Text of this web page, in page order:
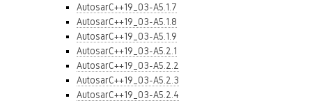
AutosarC++19_03-A5.1.7
AutosarC++19_03-A5.1.8
AutosarC++19_03-A5.1.9
AutosarC++19_03-A5.2.1
AutosarC++19_03-A5.2.2
AutosarC++19_03-A5.2.3
AutosarC++19_03-A5.2.4